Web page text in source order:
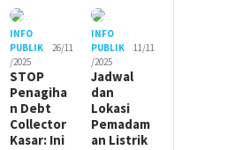
INFO
PUBLIK
26/11
/2025
STOP
Penagiha
n Debt
Collector
Kasar: Ini
INFO
PUBLIK
11/11
/2025
Jadwal
dan
Lokasi
Pemadam
an Listrik